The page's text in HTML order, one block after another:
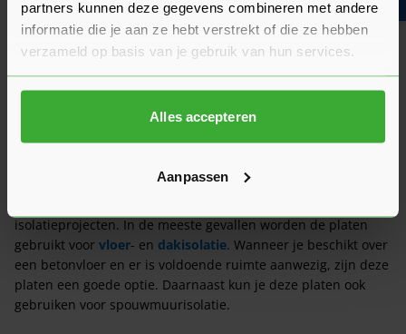
partners kunnen deze gegevens combineren met andere
informatie die je aan ze hebt verstrekt of die ze hebben
verzameld op basis van je gebruik van hun services.
Alles accepteren
Aanpassen
In welke situaties gebruik je
isolatieprojecten. In de meeste gevallen worden de platen
gebruikt voor vloer- en dakisolatie. Wanneer je beschikt over
een betonvloer en er is voldoende ruimte aanwezig, zijn deze
platen een goede optie. Daarnaast kun je deze platen ook
gebruiken voor spouwmuurisolatie.